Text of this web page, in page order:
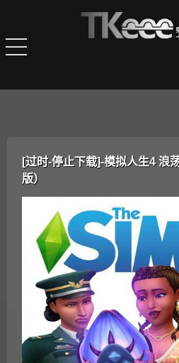
[过时-停止下载]-模拟人生4 浪
版）